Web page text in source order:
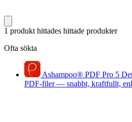
1 produkt hittades hittade produkter
Ofta sökta
Ashampoo® PDF Pro 5
PDF-filer — snabbt, kraftfullt,